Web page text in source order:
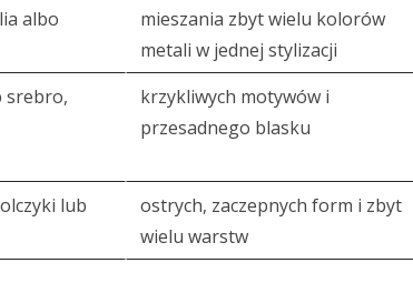
albo
mieszania zbyt wielu kolorów
metali w jednej stylizacji
srebro,
krzykliwych motywów i
przesadnego blasku
lub
ostrych, zaczepnych form i zbyt
wielu warstw